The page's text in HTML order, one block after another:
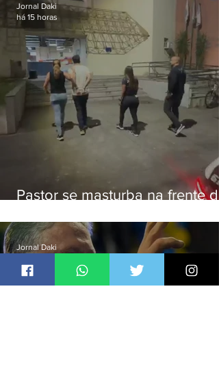
Pastor se masturba na frente de
Jornal Daki
há 15 horas
Jornal Daki